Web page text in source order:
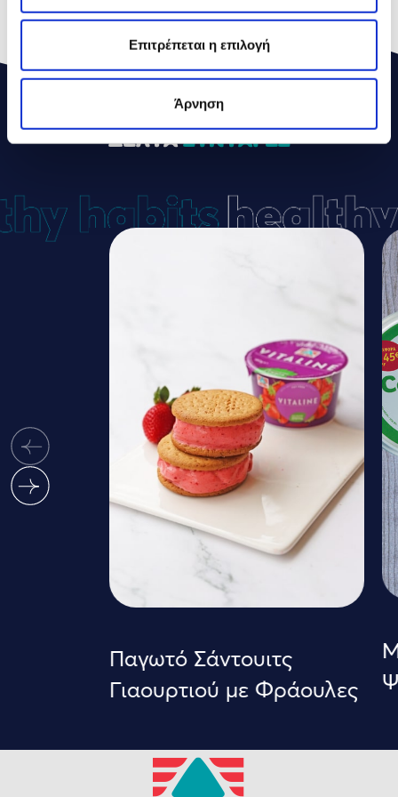
Επιτρέπεται η επιλογή
Άρνηση
Διατροφική Τιμή Αναφοράς
ΔΕΛΤΑΣΥΝΤΑΓΕΣ
Παγωτό Σάντουιτς
Γιαουρτιού με Φράουλες